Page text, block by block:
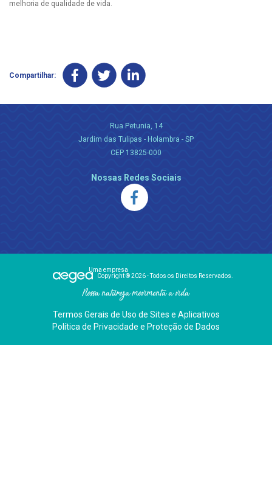
melhoria de qualidade de vida.
Compartilhar:
Rua Petunia, 14
Jardim das Tulipas - Holambra - SP
CEP 13825-000
Nossas Redes Sociais
Uma empresa
Copyright ® 2026 - Todos os Direitos Reservados.
Nossa natureza movimenta a vida
Termos Gerais de Uso de Sites e Aplicativos
Política de Privacidade e Proteção de Dados